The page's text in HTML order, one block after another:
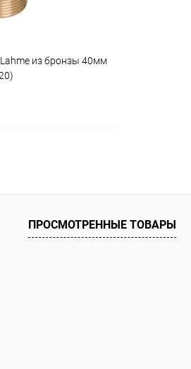
из бронзы 40мм
В наличии
ПРОСМОТРЕННЫЕ ТОВАРЫ